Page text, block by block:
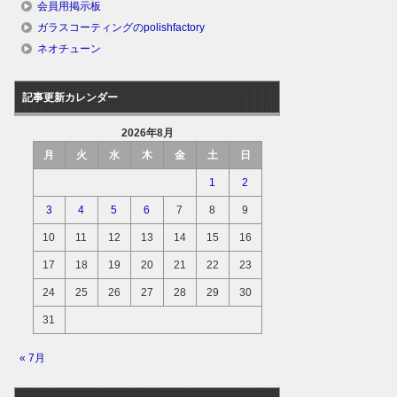
会員用掲示板
ガラスコーティングのpolishfactory
ネオチューン
記事更新カレンダー
2026年8月
月
火 水 木 金 土 日
1 2
3 4 5 6 7 8 9
10 11 12 13 14 15 16
17 18 19 20 21 22 23
24 25 26 27 28 29 30
31
« 7月